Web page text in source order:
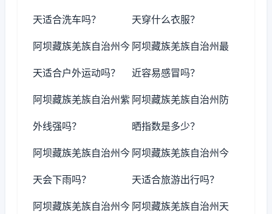
天适合洗车吗？ 天穿什么衣服？
阿坝藏族羌族自治州今
天适合户外运动吗？
阿坝藏族羌族自治州最
近容易感冒吗？
阿坝藏族羌族自治州紫
外线强吗？
阿坝藏族羌族自治州防
晒指数是多少？
阿坝藏族羌族自治州今
天会下雨吗？
阿坝藏族羌族自治州今
天适合旅游出行吗？
阿坝藏族羌族自治州今 阿坝藏族羌族自治州天